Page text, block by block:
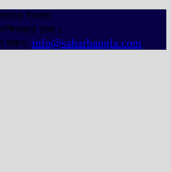
ইসলাম
ঢাকা।
করুন: info@sabarbangla.com